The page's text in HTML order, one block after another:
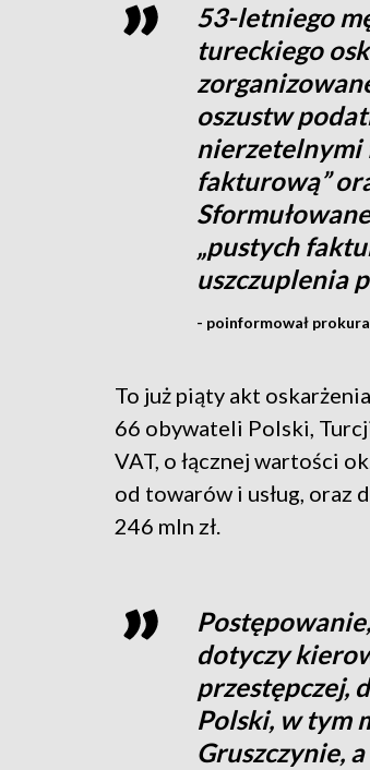
53-letniego
tureckiego
oszustw
nierzetelnymi
fakturową”
„pustych
uszczuplenia
- poinformował
To już piąty akt
66 obywateli Polski,
VAT, o łącznej wartości
od towarów i usług, oraz
246 mln zł.
dotyczy
przestępczej,
Polski, w tym
Gruszczynie,